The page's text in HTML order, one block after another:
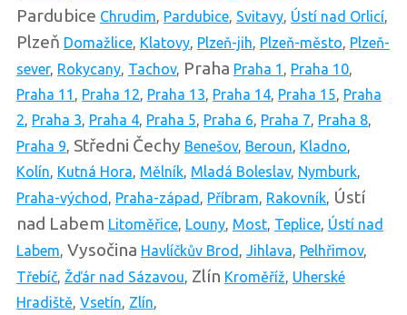
Pardubice Chrudim, Pardubice, Svitavy, Ústí nad Orlicí,
Plzeň Domažlice, Klatovy, Plzeň-jih, Plzeň-město, Plzeň-
sever, Rokycany, Tachov, Praha Praha 1 , Praha 10,
Praha 11 , Praha 12, Praha 13, Praha 14, Praha 15, Praha
2, Praha 3, Praha 4, Praha 5, Praha 6, Praha 7, Praha 8,
Praha 9, Středni Čechy Benešov, Beroun, Kladno,
Kolín, Kutná Hora, Mělník, Mladá Boleslav, Nymburk,
Praha-východ , Praha-západ , Příbram, Rakovník, Ústí
nad Labem Litoměřice, Louny, Most, Teplice, Ústí nad
Labem, Vysočina Havlíčkův Brod , Jihlava, Pelhřimov,
Třebíč, Žďár nad Sázavou, Zlín Kroměříž, Uherské
Hradiště, Vsetín, Zlín,